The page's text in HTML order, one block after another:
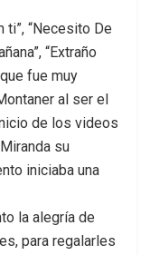
ti”, “Necesito De
“Extraño
fue muy
al ser el
de los videos
su
iniciaba una
la alegría de
para regalarles